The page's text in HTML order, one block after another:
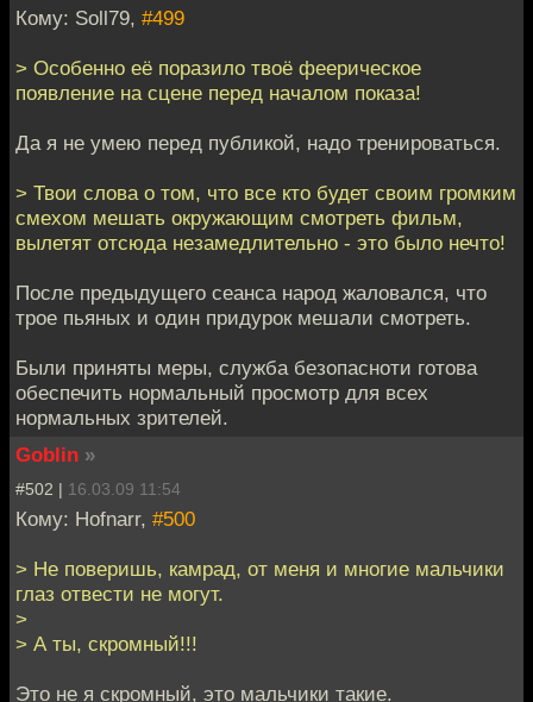
Кому: Soll79, #499
> Особенно её поразило твоё феерическое
появление на сцене перед началом показа!
Да я не умею перед публикой, надо тренироваться.
> Твои слова о том, что все кто будет своим громким
смехом мешать окружающим смотреть фильм,
вылетят отсюда незамедлительно - это было нечто!
После предыдущего сеанса народ жаловался, что
трое пьяных и один придурок мешали смотреть.
Были приняты меры, служба безопасноти готова
обеспечить нормальный просмотр для всех
нормальных зрителей.
Goblin »
#502 | 16.03.09 11:54
Кому: Hofnarr, #500
> Не поверишь, камрад, от меня и многие мальчики
глаз отвести не могут.
>
> А ты, скромный!!!
Это не я скромный, это мальчики такие.